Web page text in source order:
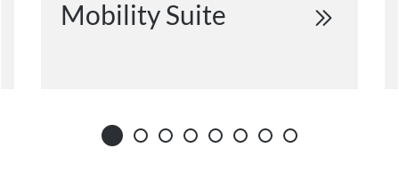
Mobility Suite